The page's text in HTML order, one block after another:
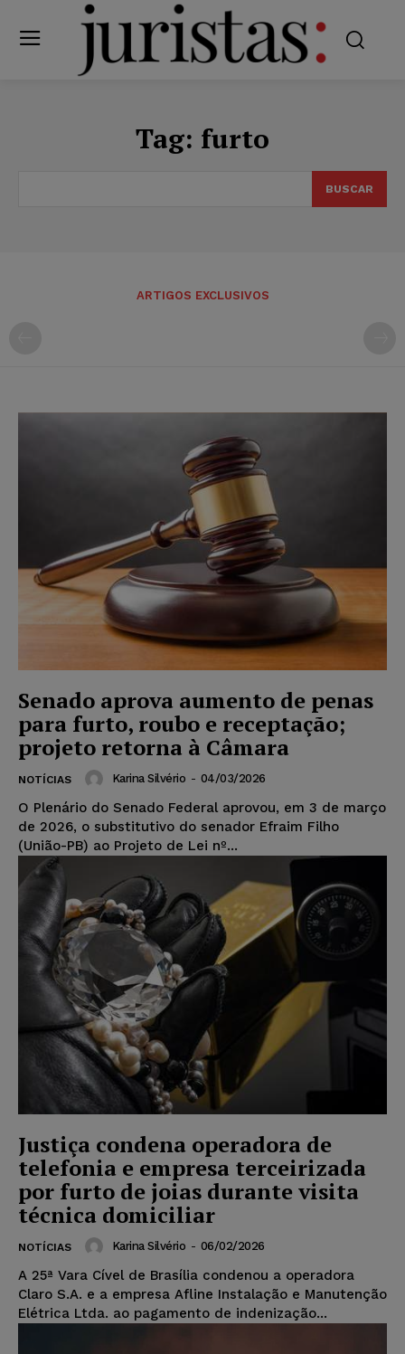
Tag: furto
BUSCAR
ARTIGOS EXCLUSIVOS
Senado aprova aumento de penas
para furto, roubo e receptação;
projeto retorna à Câmara
NOTÍCIAS Karina Silvério - 04/03/2026
O Plenário do Senado Federal aprovou, em 3 de março
de 2026, o substitutivo do senador Efraim Filho
(União-PB) ao Projeto de Lei nº...
Justiça condena operadora de
telefonia e empresa terceirizada
por furto de joias durante visita
técnica domiciliar
NOTÍCIAS Karina Silvério - 06/02/2026
A 25ª Vara Cível de Brasília condenou a operadora
Claro S.A. e a empresa Afline Instalação e Manutenção
Elétrica Ltda. ao pagamento de indenização...